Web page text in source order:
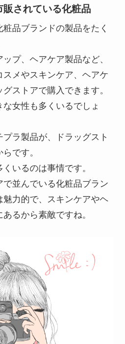
販されている化粧品
粧品ブランドの製品をたく
プ、ヘアケア製品など、
メやスキンケア、ヘアケ
ストアで購入できます。
な女性も多くいるでしょ
ラ製品が、ドラッグスト
です。
いるのは事情です。
並んでいる化粧品ブラン
魅力的で、スキンケアやヘ
るから素敵ですね。